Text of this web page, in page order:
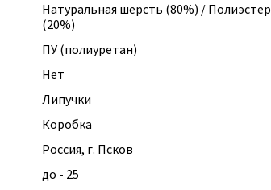
Натуральная шерсть (80%) / Полиэстер
(20%)
ПУ (полиуретан)
Нет
Липучки
Коробка
Россия, г. Псков
до - 25